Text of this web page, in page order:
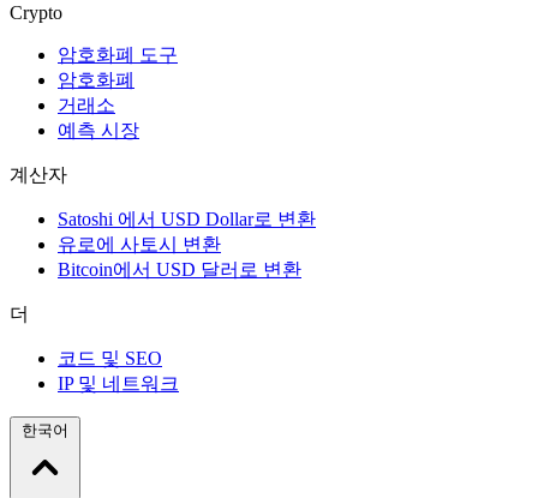
Crypto
암호화폐 도구
암호화폐
거래소
예측 시장
계산자
Satoshi 에서 USD Dollar로 변환
유로에 사토시 변환
Bitcoin에서 USD 달러로 변환
더
코드 및 SEO
IP 및 네트워크